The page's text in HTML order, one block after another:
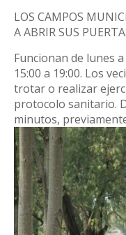
LOS CAMPOS
A ABRIR SUS
Funcionan de lunes
15:00 a 19:00. Los
trotar o realizar
protocolo sanitario.
minutos,